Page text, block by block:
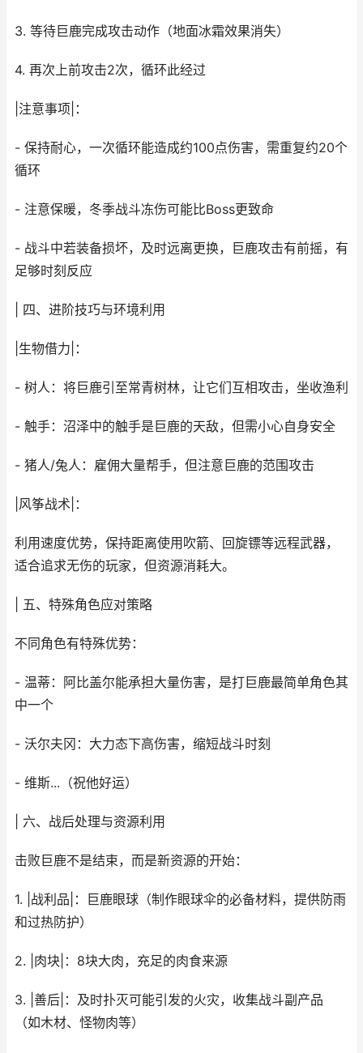
3. 等待巨鹿完成攻击动作（地面冰霜效果消失）
4. 再次上前攻击2次，循环此经过
|注意事项|：
- 保持耐心，一次循环能造成约100点伤害，需重复约20个
循环
- 注意保暖，冬季战斗冻伤可能比Boss更致命
- 战斗中若装备损坏，及时远离更换，巨鹿攻击有前摇，有
足够时刻反应
| 四、进阶技巧与环境利用
|生物借力|：
- 树人：将巨鹿引至常青树林，让它们互相攻击，坐收渔利
- 触手：沼泽中的触手是巨鹿的天敌，但需小心自身安全
- 猪人/兔人：雇佣大量帮手，但注意巨鹿的范围攻击
|风筝战术|：
利用速度优势，保持距离使用吹箭、回旋镖等远程武器，
适合追求无伤的玩家，但资源消耗大。
| 五、特殊角色应对策略
不同角色有特殊优势：
- 温蒂：阿比盖尔能承担大量伤害，是打巨鹿最简单角色其
中一个
- 沃尔夫冈：大力态下高伤害，缩短战斗时刻
- 维斯...（祝他好运）
| 六、战后处理与资源利用
击败巨鹿不是结束，而是新资源的开始：
1. |战利品|：巨鹿眼球（制作眼球伞的必备材料，提供防雨
和过热防护）
2. |肉块|：8块大肉，充足的肉食来源
3. |善后|：及时扑灭可能引发的火灾，收集战斗副产品
（如木材、怪物肉等）